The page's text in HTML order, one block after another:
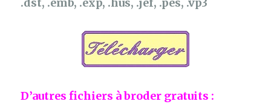
D’autres fichiers à broder gratuits :